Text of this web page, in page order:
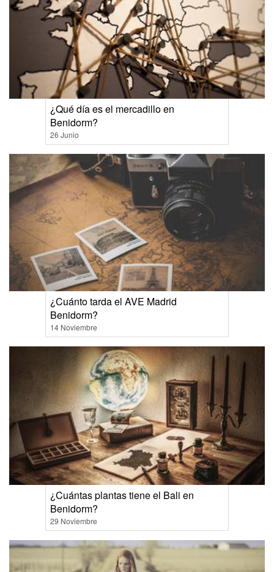
¿Qué día es el mercadillo en
Benidorm?
26 Junio
¿Cuánto tarda el AVE Madrid
Benidorm?
14 Noviembre
¿Cuántas plantas tiene el Bali en
Benidorm?
29 Noviembre